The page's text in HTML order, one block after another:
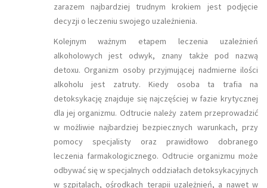
zarazem najbardziej trudnym krokiem jest podjęcie
decyzji o leczeniu swojego uzależnienia.
Kolejnym ważnym etapem leczenia uzależnień
alkoholowych jest odwyk, znany także pod nazwą
detoxu. Organizm osoby przyjmującej nadmierne ilości
alkoholu jest zatruty. Kiedy osoba ta trafia na
detoksykację znajduje się najczęściej w fazie krytycznej
dla jej organizmu. Odtrucie należy zatem przeprowadzić
w możliwie najbardziej bezpiecznych warunkach, przy
pomocy specjalisty oraz prawidłowo dobranego
leczenia farmakologicznego. Odtrucie organizmu może
odbywać się w specjalnych oddziałach detoksykacyjnych
w szpitalach, ośrodkach terapii uzależnień, a nawet w